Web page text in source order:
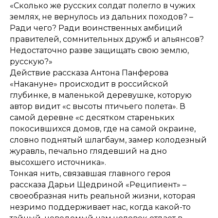
«Сколько же русских солдат полегло в чужих
землях, не вернулось из дальних походов? –
Ради чего? Ради воинственных амбиций
правителей, сомнительных дружб и альянсов?
Недостаточно разве защищать свою землю,
русскую?»
Действие рассказа Антона Панферова
«Накануне» происходит в российской
глубинке, в маленькой деревушке, которую
автор видит «с высоты птичьего полета». В
самой деревне «с десятком стареньких
покосившихся домов, где на самой окраине,
словно поднятый шлагбаум, замер колодезный
журавль, печально глядевший на дно
высохшего источника».
Тонкая нить, связавшая главного героя
рассказа Дарьи Щедриной «Реципиент» –
своеобразная нить реальной жизни, которая
незримо поддерживает нас, когда какой-то